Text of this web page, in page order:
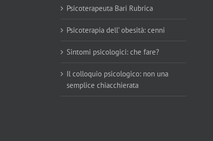
Psicoterapeuta Bari Rubrica
Psicoterapia dell’ obesità: cenni
Sintomi psicologici: che fare?
Il colloquio psicologico: non una
semplice chiacchierata